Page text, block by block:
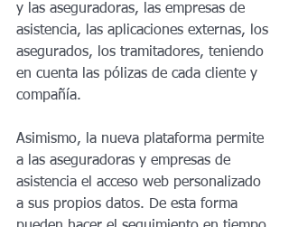
y las aseguradoras, las empresas de
asistencia, las aplicaciones externas, los
asegurados, los tramitadores, teniendo
en cuenta las pólizas de cada cliente y
compañía.
Asimismo, la nueva plataforma permite
a las aseguradoras y empresas de
asistencia el acceso web personalizado
a sus propios datos. De esta forma